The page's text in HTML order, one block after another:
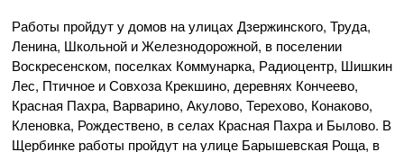
Работы пройдут у домов на улицах Дзержинского, Труда,
Ленина, Школьной и Железнодорожной, в поселении
Воскресенском, поселках Коммунарка, Радиоцентр, Шишкин
Лес, Птичное и Совхоза Крекшино, деревнях Кончеево,
Красная Пахра, Варварино, Акулово, Терехово, Конаково,
Кленовка, Рождествено, в селах Красная Пахра и Былово. В
Щербинке работы пройдут на улице Барышевская Роща, в